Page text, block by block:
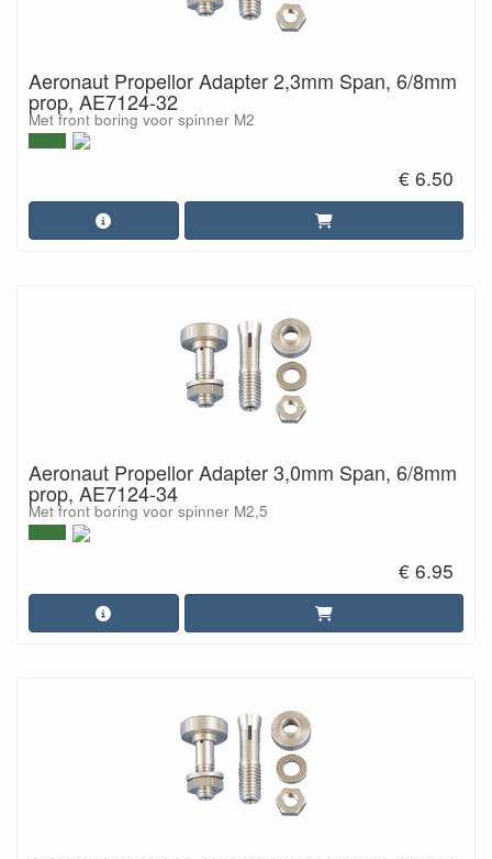
Aeronaut Propellor Adapter 2,3mm Span, 6/8mm
prop, AE7124-32
Met front boring voor spinner M2
€ 6.50
Aeronaut Propellor Adapter 3,0mm Span, 6/8mm
prop, AE7124-34
Met front boring voor spinner M2,5
€ 6.95